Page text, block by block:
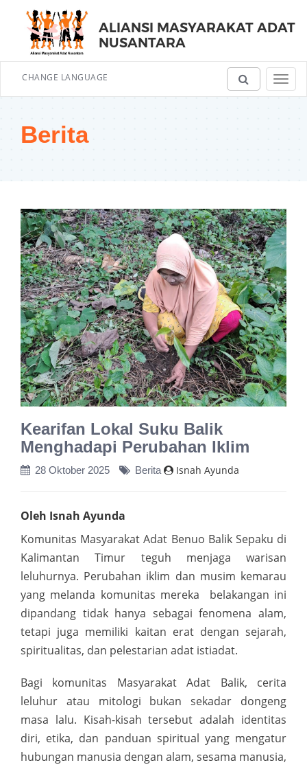
ALIANSI MASYARAKAT ADAT
NUSANTARA
CHANGE LANGUAGE
Berita
Kearifan Lokal Suku Balik
Menghadapi Perubahan Iklim
28 Oktober 2025 Berita Isnah Ayunda
Oleh Isnah Ayunda
Komunitas Masyarakat Adat Benuo Balik Sepaku di
Kalimantan Timur teguh menjaga
warisan
leluhurnya. Perubahan iklim dan musim kemarau
yang melanda komunitas mereka belakangan ini
dipandang tidak hanya sebagai fenomena alam,
tetapi juga memiliki kaitan erat dengan sejarah,
spiritualitas, dan pelestarian adat istiadat.
Bagi komunitas Masyarakat Adat Balik, cerita
leluhur atau mitologi bukan sekadar dongeng
masa lalu. Kisah-kisah tersebut adalah identitas
diri, etika, dan panduan spiritual yang mengatur
hubungan manusia dengan alam, sesama manusia,